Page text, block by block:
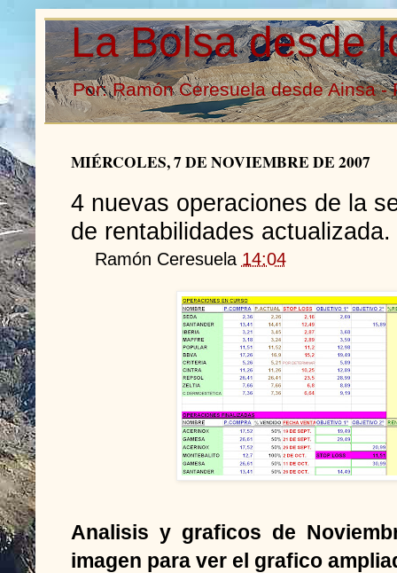
La Bolsa desde
Por: Ramón Ceresuela desde Ainsa -
MIÉRCOLES, 7 DE NOVIEMBRE DE 2007
4 nuevas operaciones de la
de rentabilidades actualizada.
Ramón Ceresuela 14:04
Analisis y graficos de
imagen para ver el grafico